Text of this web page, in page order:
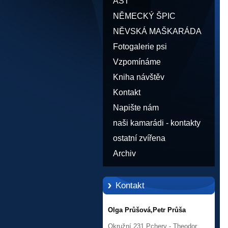
NĚMECKÝ ŠPIC
NĚVSKÁ MAŠKARÁDA
Fotogalerie psi
Vzpomínáme
Kniha návštěv
Kontakt
Napište nám
naši kamarádi - kontakty
ostatní zvířena
Archiv
Kontakt
Olga Průšová,Petr Průša
Okružní 231,Pchery - Theodor